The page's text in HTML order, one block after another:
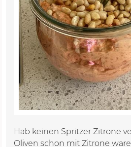
Hab keinen Spritzer Zitrone
Oliven schon mit Zitrone